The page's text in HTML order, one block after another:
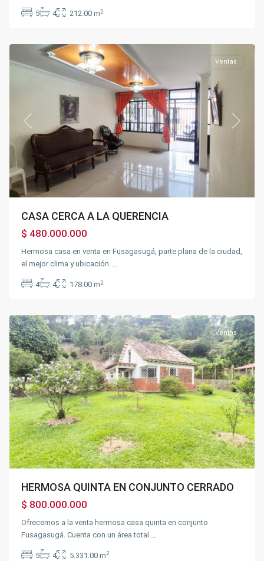
5 4 212.00 m2
la
Previous Next
Ventas
CASA CERCA A LA QUERENCIA
$ 480.000.000
Hermosa casa en venta en Fusagasugá, parte plana de la ciudad,
el mejor clima y ubicación. ...
4 4 178.00 m2
Previous Next
Ventas
HERMOSA QUINTA EN CONJUNTO CERRADO
$ 800.000.000
Ofrecemos a la venta hermosa casa quinta en conjunto
Fusagasugá. Cuenta con un área total ...
5 4 5.331.00 m2